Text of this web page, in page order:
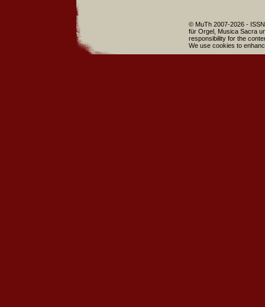
© MuTh 2007-2026 -
für Orgel, Musica Sacra
responsibility for the
We use cookies to